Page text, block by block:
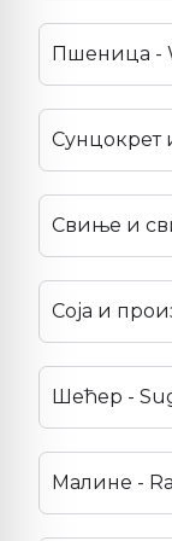
Пшеница -
Сунцокрет
Свиње и
Соја и
Шећер -
Малине -